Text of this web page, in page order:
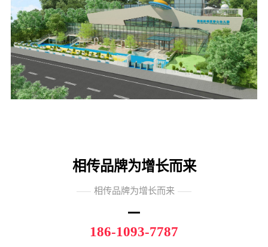
相传品牌为增长而来
相传品牌为增长而来
186-1093-7787